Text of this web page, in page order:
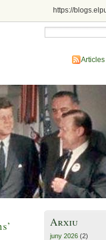
https://
Articles
Arxiu
juny 2026 (2)